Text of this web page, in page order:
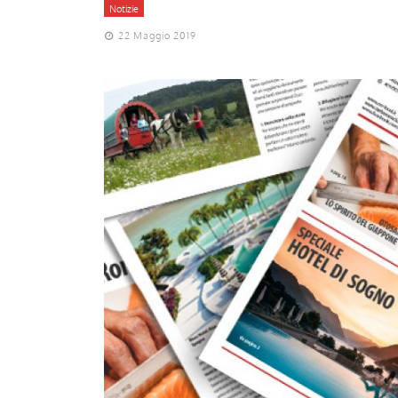
Notizie
22 Maggio 2019